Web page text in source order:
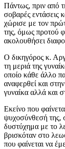
Πάντως, πριν από
σοβαρές εντάσεις
χώρισε με τον
της, όμως προτού
ακολουθήσει
Ο δικηγόρος κ.
τη μεριά της
οποίο κάθε άλλο
αναφερθεί και
γυναίκα αλλά και
Εκείνο που
ψυχοσύνθεσή της,
δυστύχημα με το
βρισκόταν στο
που φαίνεται να